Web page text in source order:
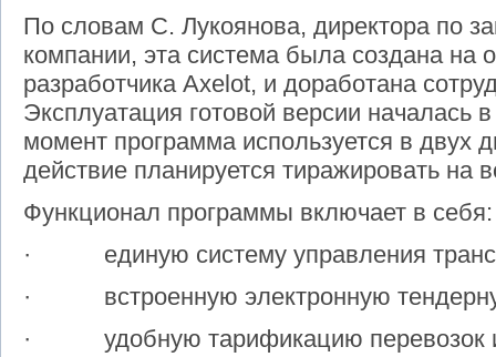
По словам С. Лукоянова, директора по
компании, эта система была создана на
разработчика Axelot, и доработана
Эксплуатация готовой версии началась
момент программа используется в двух
действие планируется тиражировать на
Функционал программы включает в себя:
· единую систему управления
· встроенную электронную
· удобную тарификацию перевозок и